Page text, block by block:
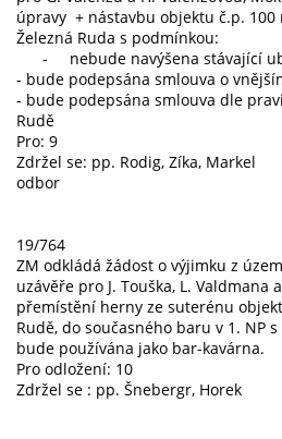
úpravy + nástavbu objektu č.p. 100
Železná Ruda s podmínkou:
- nebude navýšena stávající
- bude podepsána smlouva o
- bude podepsána smlouva dle
Rudě
Pro: 9
Zdržel se: pp. Rodig, Zíka,
odbor
19/764
ZM odkládá žádost o výjimku z
uzávěře pro J. Touška, L. Valdmana
přemístění herny ze suterénu
Rudě, do současného baru v 1. NP
bude používána jako bar-kavárna.
Pro odložení: 10
Zdržel se : pp. Šnebergr,